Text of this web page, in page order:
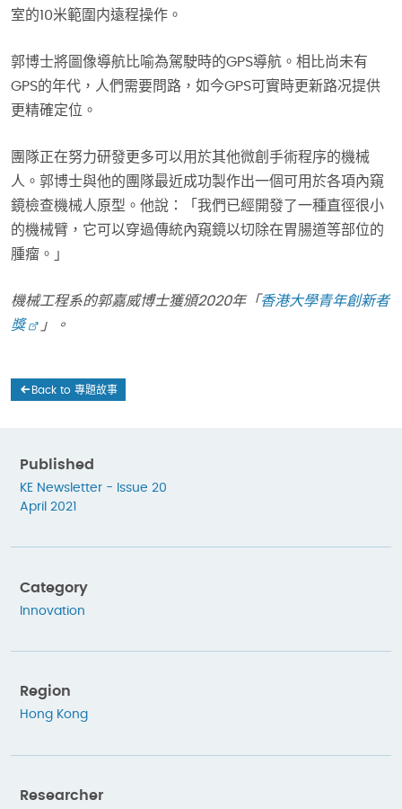
室的10米範圍内遠程操作。
郭博士將圖像導航比喻為駕駛時的GPS導航。相比尚未有
GPS的年代，人們需要問路，如今GPS可實時更新路况提供
更精確定位。
團隊正在努力研發更多可以用於其他微創手術程序的機械
人。郭博士與他的團隊最近成功製作出一個可用於各項內窺
鏡檢查機械人原型。他說：「我們已經開發了一種直徑很小
的機械臂，它可以穿過傳統內窺鏡以切除在胃腸道等部位的
腫瘤。」
機械工程系的郭嘉威博士獲頒2020年「香港大學青年創新者
獎
」。
Back to 專題故事
Published
KE Newsletter - Issue 20
April 2021
Category
Innovation
Region
Hong Kong
Researcher